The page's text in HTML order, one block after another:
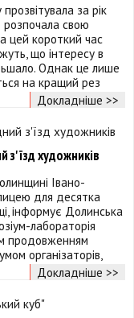
за рік
розпочала свою
цей короткий час
що інтересу в
Однак це лише
на кращий рез
Докладніше >>
з'їзд художників
Івано-
для десятка
інформує Долинська
лабораторія
продовженням
організаторів,
Докладніше >>